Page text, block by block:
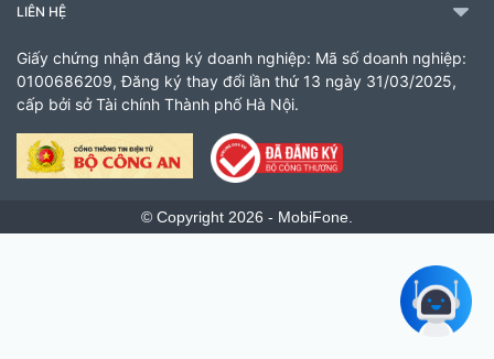
LIÊN HỆ
Giấy chứng nhận đăng ký doanh nghiệp: Mã số doanh nghiệp:
0100686209, Đăng ký thay đổi lần thứ 13 ngày 31/03/2025,
cấp bởi sở Tài chính Thành phố Hà Nội.
© Copyright 2026 - MobiFone.